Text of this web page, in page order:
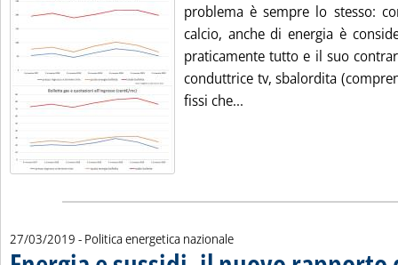
problema è sempre lo stesso:
calcio, anche di energia è
praticamente tutto e il suo
conduttrice tv, sbalordita
fissi che...
27/03/2019 - Politica energetica nazionale